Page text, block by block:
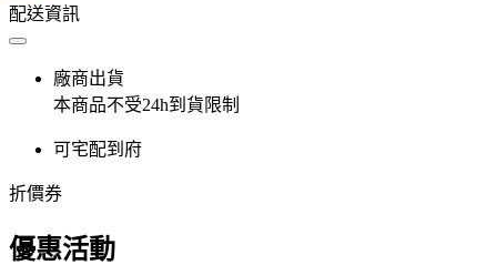
配送資訊
廠商出貨
本商品不受24h到貨限制
可宅配到府
折價券
優惠活動